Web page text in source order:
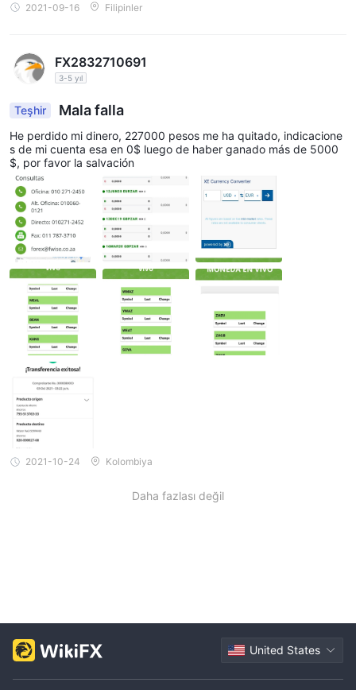
2021-09-16 Filipinler
FX2832710691
3-5 yıl
Teşhir Mala falla
He perdido mi dinero, 227000 pesos me ha quitado, indicacione
s de mi cuenta esa en 0$ luego de haber ganado más de 5000
$, por favor la salvación
2021-10-24 Kolombiya
Daha fazlası değil
United States